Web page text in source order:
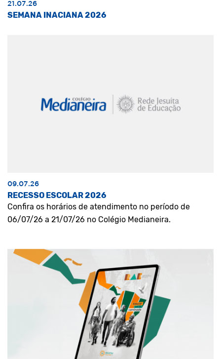
21.07.26
SEMANA INACIANA 2026
09.07.26
RECESSO ESCOLAR 2026
Confira os horários de atendimento no período de
06/07/26 a 21/07/26 no Colégio Medianeira.